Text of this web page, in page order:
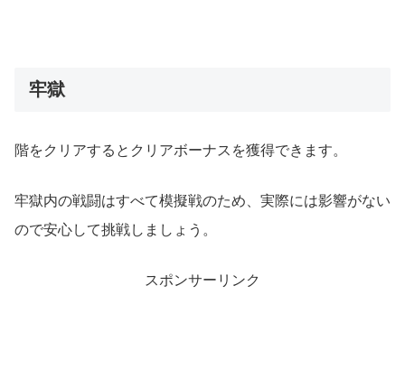
牢獄
階をクリアするとクリアボーナスを獲得できます。
牢獄内の戦闘はすべて模擬戦のため、実際には影響がない
ので安心して挑戦しましょう。
スポンサーリンク